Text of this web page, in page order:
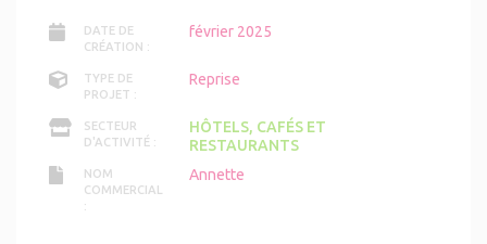
DATE DE
CRÉATION :
février 2025
TYPE DE
PROJET :
Reprise
SECTEUR
D'ACTIVITÉ :
HÔTELS, CAFÉS ET
RESTAURANTS
NOM
COMMERCIAL
:
Annette